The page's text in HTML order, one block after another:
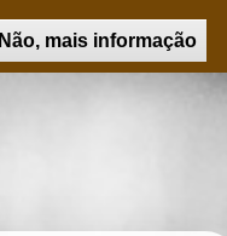
Não, mais informação
PERSONALIDADES PESQUISAR